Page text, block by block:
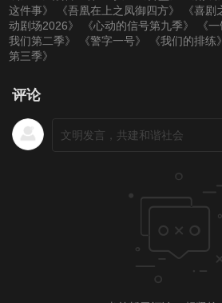
这件事》
《吾凰在上之凤御四方》 《喜
动剧场2026》
《心动的信号第九季》 《
我们第二季》
《警字一号》 《我们的排练》
第三季》
评论